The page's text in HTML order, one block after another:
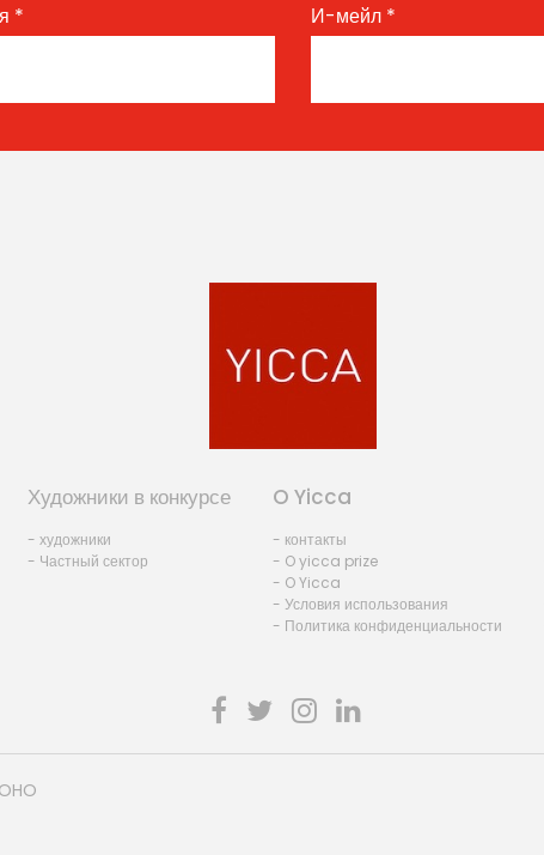
* И-мейл *
Художники в конкурсе
- художники
- Частный сектор
O Yicca
- контакты
- O yicca prize
- O Yicca
- Условия использования
- Политика конфиденциальности